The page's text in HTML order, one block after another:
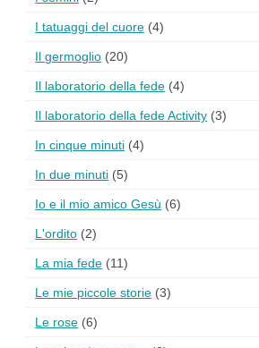
I tatuaggi del cuore (4)
Il germoglio (20)
Il laboratorio della fede (4)
Il laboratorio della fede Activity (3)
In cinque minuti (4)
In due minuti (5)
Io e il mio amico Gesù (6)
L'ordito (2)
La mia fede (11)
Le mie piccole storie (3)
Le rose (6)